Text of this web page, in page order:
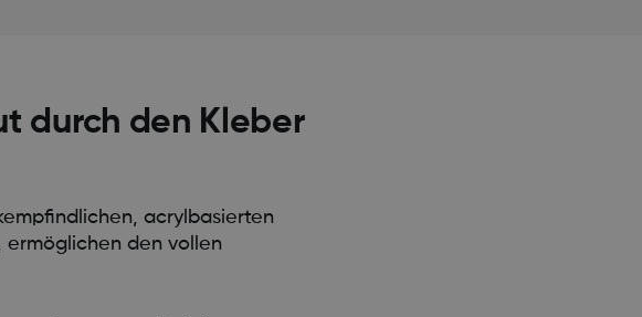
durch den Kleber
acrylbasierten
den vollen